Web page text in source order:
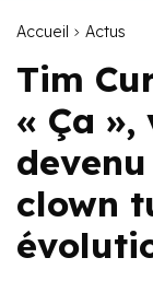
Accueil Actus
Tim
« Ça »,
clown